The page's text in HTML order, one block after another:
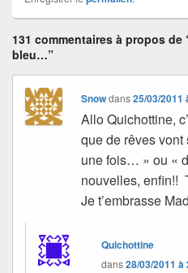
131 commentaires à propos
bleu…”
Snowdans25/03/2011
Allo Quichottine,
que de rêves vont
une fois… » ou «
nouvelles, enfin!!
Je t’embrasse
Quichottine
dans28/03/2011 à